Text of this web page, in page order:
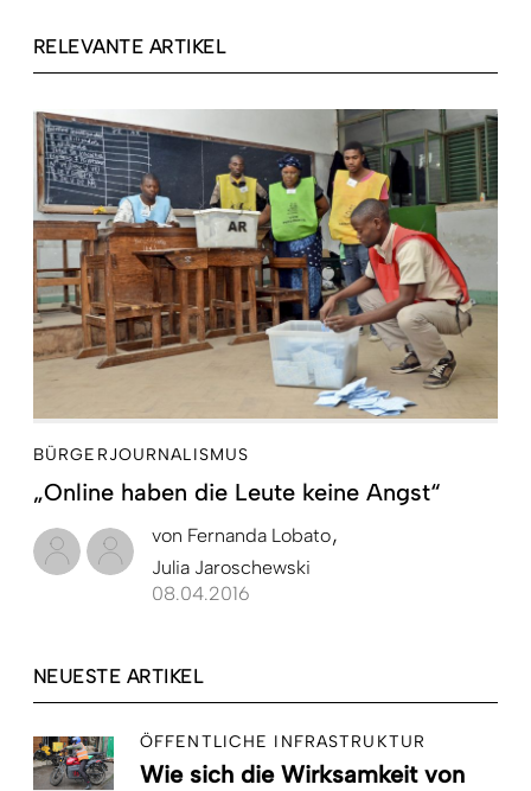
RELEVANTE ARTIKEL
BÜRGERJOURNALISMUS
„Online haben die Leute keine Angst“
von Fernanda Lobato
Julia Jaroschewski
08.04.2016
NEUESTE ARTIKEL
ÖFFENTLICHE INFRASTRUKTUR
Wie sich die Wirksamkeit von